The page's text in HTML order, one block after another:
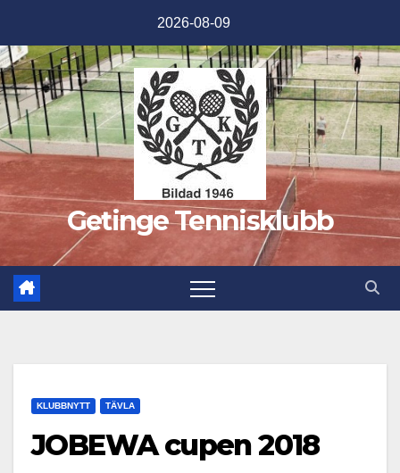
innehåll
2026-08-09
Getinge Tennisklubb
KLUBBNYTT TÄVLA
JOBEWA cupen 2018